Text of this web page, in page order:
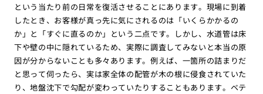
という当たり前の日常を復活させることにあります。現場に到着
したとき、お客様が真っ先に気にされるのは「いくらかかるの
か」と「すぐに直るのか」という二点です。しかし、水道管は床
下や壁の中に隠れているため、実際に調査してみないと本当の原
因が分からないことも多々あります。例えば、一箇所の詰まりだ
と思って伺ったら、実は家全体の配管が木の根に侵食されていた
り、地盤沈下で勾配が変わっていたりすることもあります。ベテ